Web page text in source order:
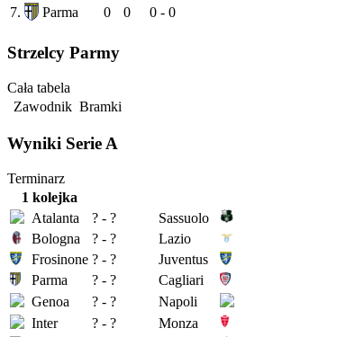
7.
Parma 0 0 0 - 0
Strzelcy Parmy
Cała tabela
Zawodnik Bramki
Wyniki Serie A
Terminarz
1 kolejka
Atalanta
? - ?
Sassuolo
Bologna
? - ?
Lazio
Frosinone ? - ?
Juventus
Parma
? - ?
Cagliari
Genoa
? - ?
Napoli
Inter
? - ?
Monza